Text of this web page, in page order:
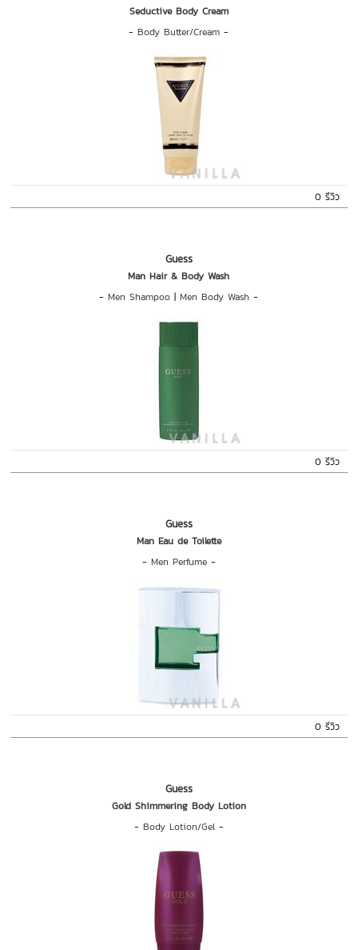
Seductive Body Cream
-Body Butter/Cream -
0 รีวิว
Guess
Man Hair & Body Wash
-Men Shampoo |Men Body Wash -
0 รีวิว
Guess
Man Eau de Toilette
- Men Perfume-
0 รีวิว
Guess
Gold Shimmering Body Lotion
- Body Lotion/Gel-